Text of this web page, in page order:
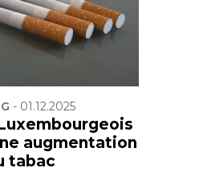
- 01.12.2025
augmentation
tabac